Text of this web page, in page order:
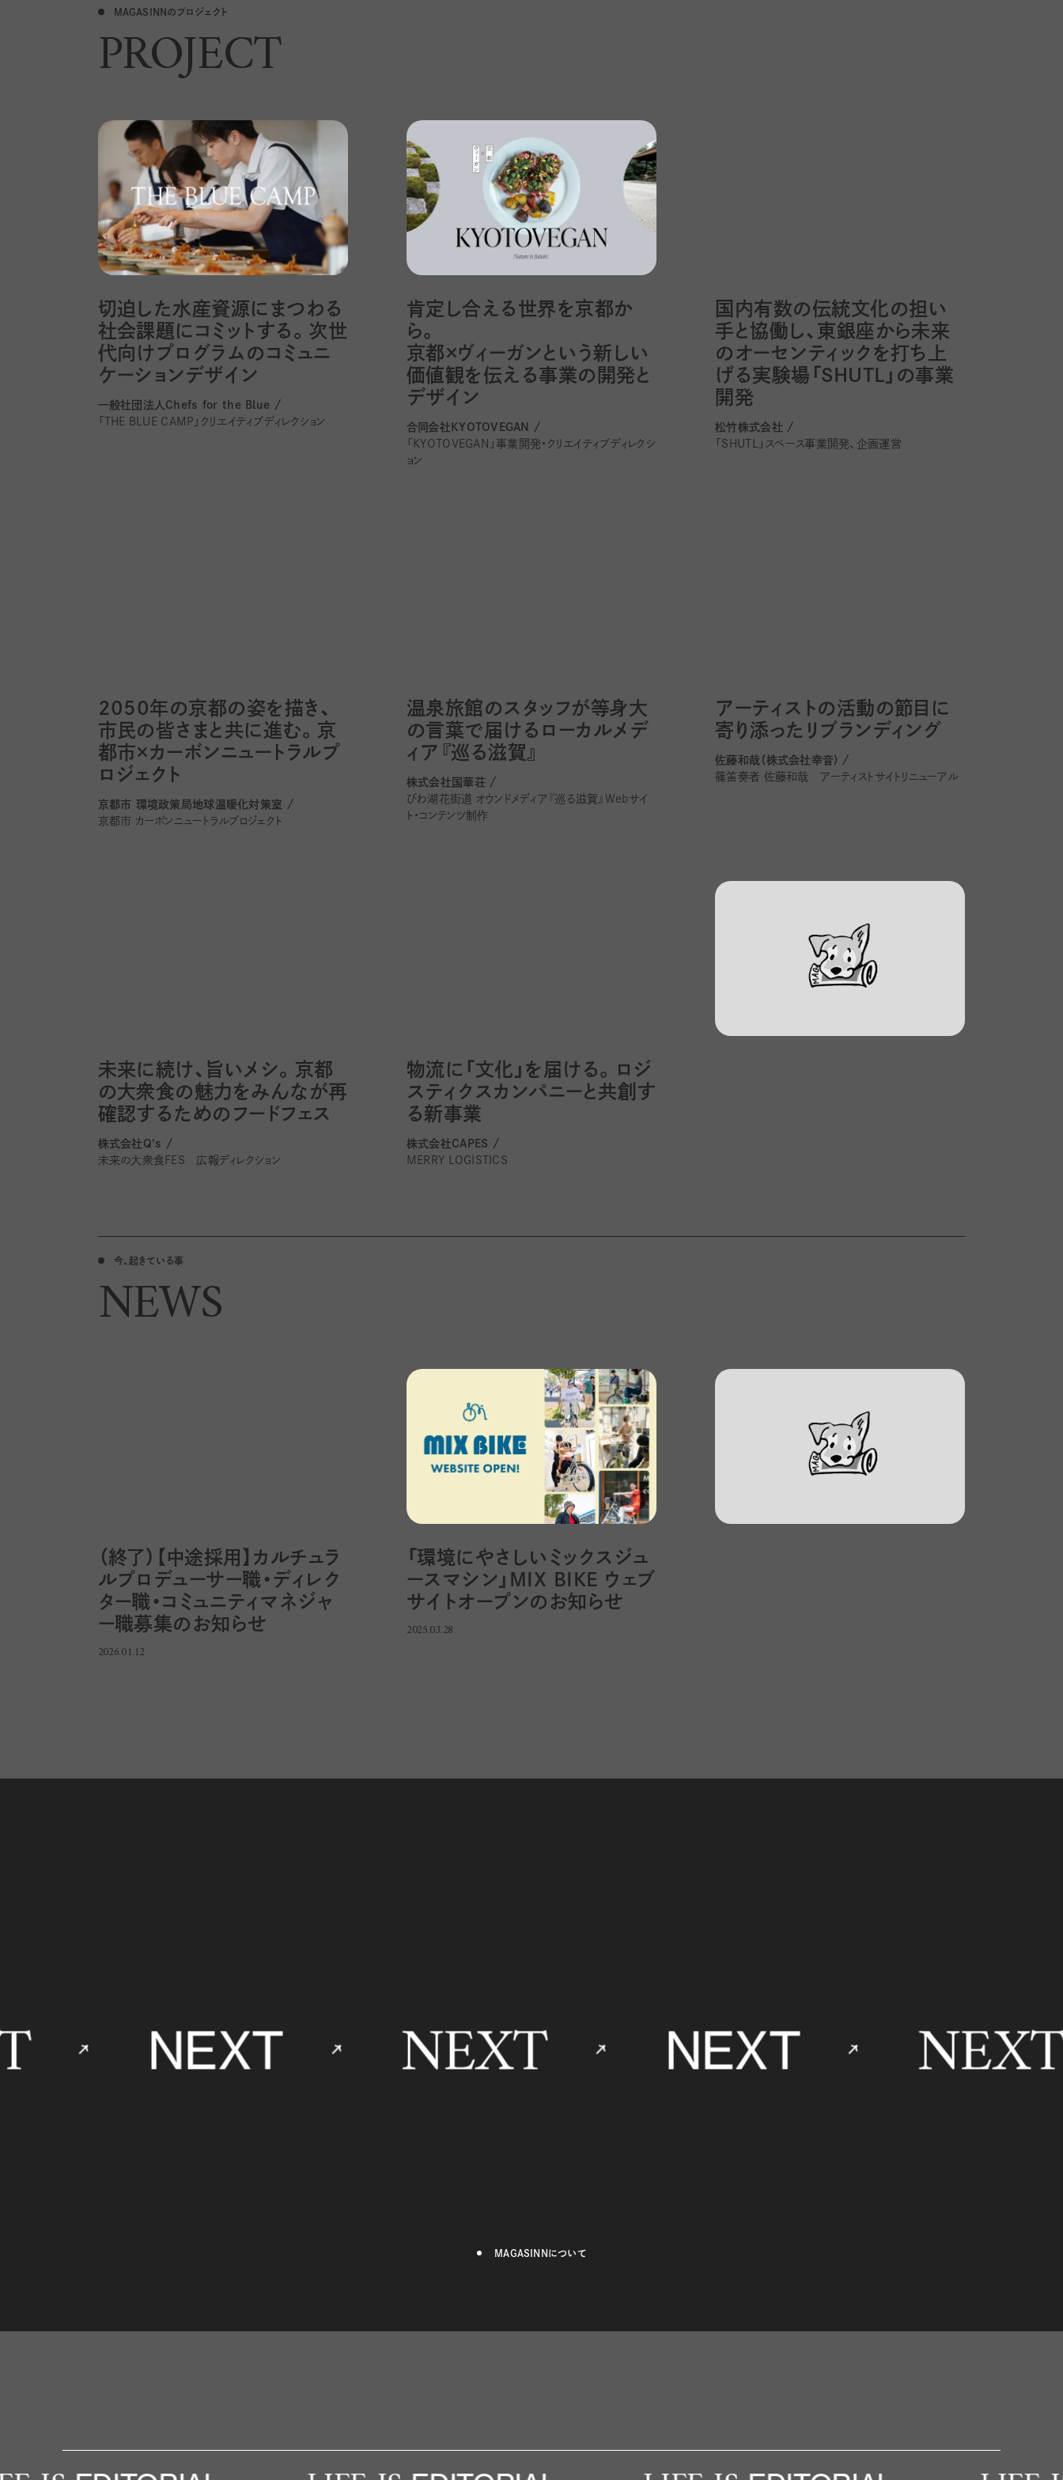
MAGASINNのプロジェクト
PROJECT
切迫した水産資源にまつわる
社会課題にコミットする。次世
代向けプログラムのコミュニ
ケーションデザイン
一般社団法人Chefs for the Blue /
「THE BLUE CAMP」クリエイティブディレクション
肯定し合える世界を京都か
ら。
京都×ヴィーガンという新しい
価値観を伝える事業の開発と
デザイン
合同会社KYOTOVEGAN /
「KYOTOVEGAN」事業開発・クリエイティブディレクシ
ョン
国内有数の伝統文化の担い
手と協働し、東銀座から未来
のオーセンティックを打ち上
げる実験場「SHUTL」の事業
開発
松竹株式会社 /
「SHUTL」スペース事業開発、企画運営
2050年の京都の姿を描き、
市民の皆さまと共に進む。京
都市×カーボンニュートラルプ
ロジェクト
京都市 環境政策局地球温暖化対策室 /
京都市 カーボンニュートラルプロジェクト
温泉旅館のスタッフが等身大
の言葉で届けるローカルメデ
ィア『巡る滋賀』
株式会社国華荘 /
びわ湖花街道 オウンドメディア『巡る滋賀』Webサイ
ト・コンテンツ制作
アーティストの活動の節目に
寄り添ったリブランディング
佐藤和哉（株式会社幸音) /
篠笛奏者 佐藤和哉 アーティストサイトリニューアル
未来に続け、旨いメシ。京都
の大衆食の魅力をみんなが再
確認するためのフードフェス
株式会社Q's /
未来の大衆食FES 広報ディレクション
物流に「文化」を届ける。ロジ
スティクスカンパニーと共創す
る新事業
株式会社CAPES /
MERRY LOGISTICS
今、起きている事
NEWS
（終了）【中途採用】カルチュラ
ルプロデューサー職・ディレク
ター職・コミュニティマネジャ
ー職募集のお知らせ
2026.01.12
「環境にやさしいミックスジュ
ースマシン」MIX BIKE ウェブ
サイトオープンのお知らせ
2025.03.28
NEXT NEXT NEXT NEXT
MAGASINNについて